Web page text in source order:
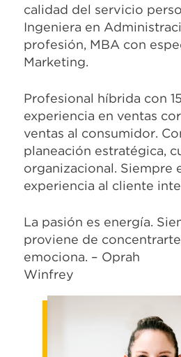
calidad del servicio
Ingeniera en
profesión, MBA con
Marketing.
Profesional híbrida con
experiencia en ventas
ventas al consumidor.
planeación estratégica,
organizacional. Siempre
experiencia al cliente
La pasión es energía.
proviene de
emociona. – Oprah
Winfrey